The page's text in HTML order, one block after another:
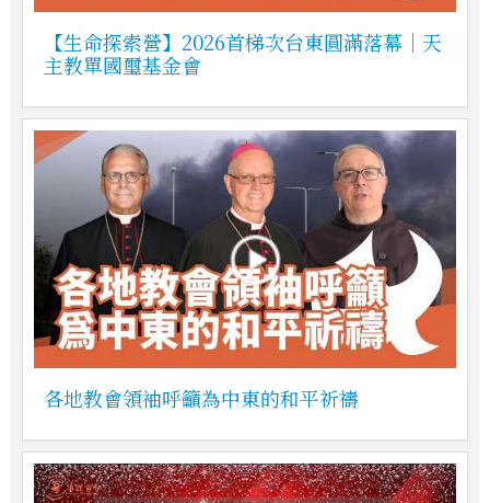
【生命探索營】2026首梯次台東圓滿落幕｜天
主教單國璽基金會
各地教會領袖呼籲為中東的和平祈禱